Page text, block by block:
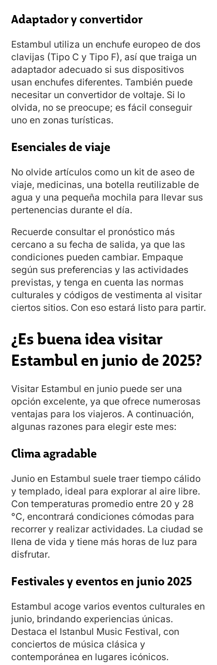
Adaptador y convertidor
Estambul utiliza un enchufe europeo de dos
clavijas (Tipo C y Tipo F), así que traiga un
adaptador adecuado si sus dispositivos
usan enchufes diferentes. También puede
necesitar un convertidor de voltaje. Si lo
olvida, no se preocupe; es fácil conseguir
uno en zonas turísticas.
Esenciales de viaje
No olvide artículos como un kit de aseo de
viaje, medicinas, una botella reutilizable de
agua y una pequeña mochila para llevar sus
pertenencias durante el día.
Recuerde consultar el pronóstico más
cercano a su fecha de salida, ya que las
condiciones pueden cambiar. Empaque
según sus preferencias y las actividades
previstas, y tenga en cuenta las normas
culturales y códigos de vestimenta al visitar
ciertos sitios. Con eso estará listo para partir.
¿Es buena idea visitar
Estambul en junio de 2025?
Visitar Estambul en junio puede ser una
opción excelente, ya que ofrece numerosas
ventajas para los viajeros. A continuación,
algunas razones para elegir este mes:
Clima agradable
Junio en Estambul suele traer tiempo cálido
y templado, ideal para explorar al aire libre.
Con temperaturas promedio entre 20 y 28
°C, encontrará condiciones cómodas para
recorrer y realizar actividades. La ciudad se
llena de vida y tiene más horas de luz para
disfrutar.
Festivales y eventos en junio 2025
Estambul acoge varios eventos culturales en
junio, brindando experiencias únicas.
Destaca el Istanbul Music Festival, con
conciertos de música clásica y
contemporánea en lugares icónicos.